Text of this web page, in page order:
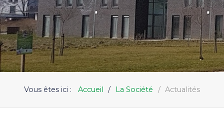
Vous êtes ici : Accueil La Société Actualités